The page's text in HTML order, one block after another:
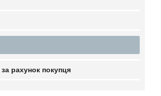
за рахунок покупця